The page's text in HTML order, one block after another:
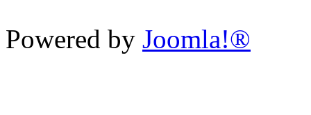
Powered by Joomla!®